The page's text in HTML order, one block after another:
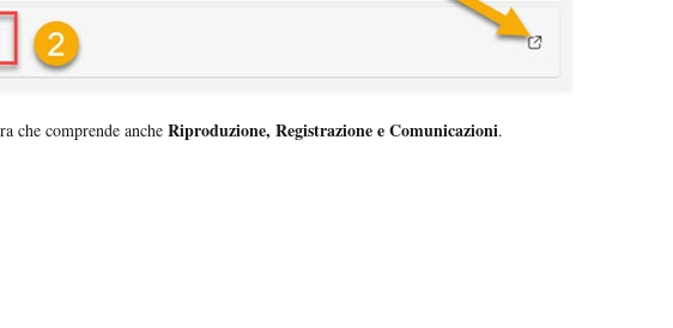
che comprende anche Riproduzione, Registrazione e Comunicazioni.